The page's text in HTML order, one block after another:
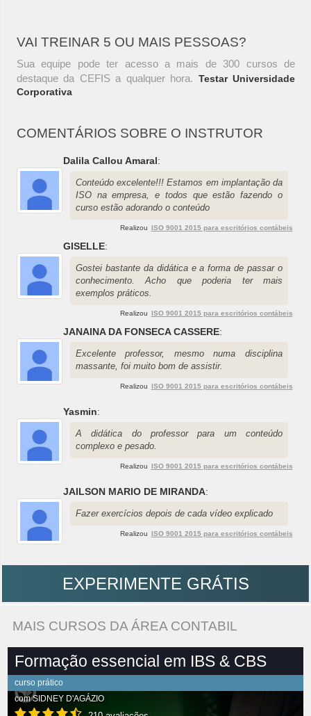
VAI TREINAR 5 OU MAIS PESSOAS?
Sua equipe pode ter acesso a mais de 300 cursos de
destaque da CEFIS a qualquer hora. Testar Universidade
Corporativa
COMENTÁRIOS SOBRE O INSTRUTOR
Dalila Callou Amaral:
Conteúdo excelente!!! Estamos em implantação da
ISO na empresa, e todos que estão fazendo o
curso estão adorando o conteúdo
Realizou ISO 9001 2015 para escritórios contábeis
GISELLE:
Gostei bastante da didática e a forma de passar o
conhecimento. Acho que poderia ter mais
exemplos práticos.
Realizou ISO 9001 2015 para escritórios contábeis
JANAINA DA FONSECA CASSERE:
Excelente professor, mesmo numa disciplina
massante, foi muito bom de assistir.
Realizou ISO 9001 2015 para escritórios contábeis
Yasmin:
A didática do professor para um conteúdo
complexo e pesado.
Realizou ISO 9001 2015 para escritórios contábeis
JAILSON MARIO DE MIRANDA:
Fazer exercícios depois de cada vídeo explicado
Realizou ISO 9001 2015 para escritórios contábeis
EXPERIMENTE GRÁTIS
MAIS CURSOS DA ÁREA CONTABIL
Formação essencial em IBS & CBS
curso prático
comSIDNEY D'AGÁZIO